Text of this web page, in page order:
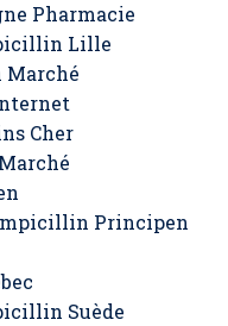
Pharmacie
Lille
Cher
Principen
Suède